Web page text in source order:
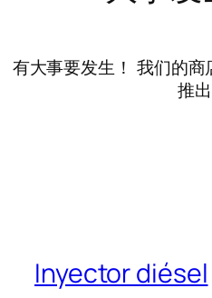
有大事要发生！ 我们的
推出
Inyector diésel